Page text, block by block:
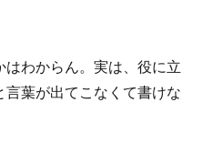
わからん。実は、役に立
葉が出てこなくて書けな